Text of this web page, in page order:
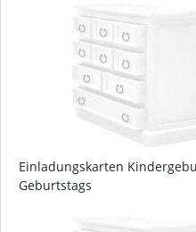
Einladungskarten
Geburtstags